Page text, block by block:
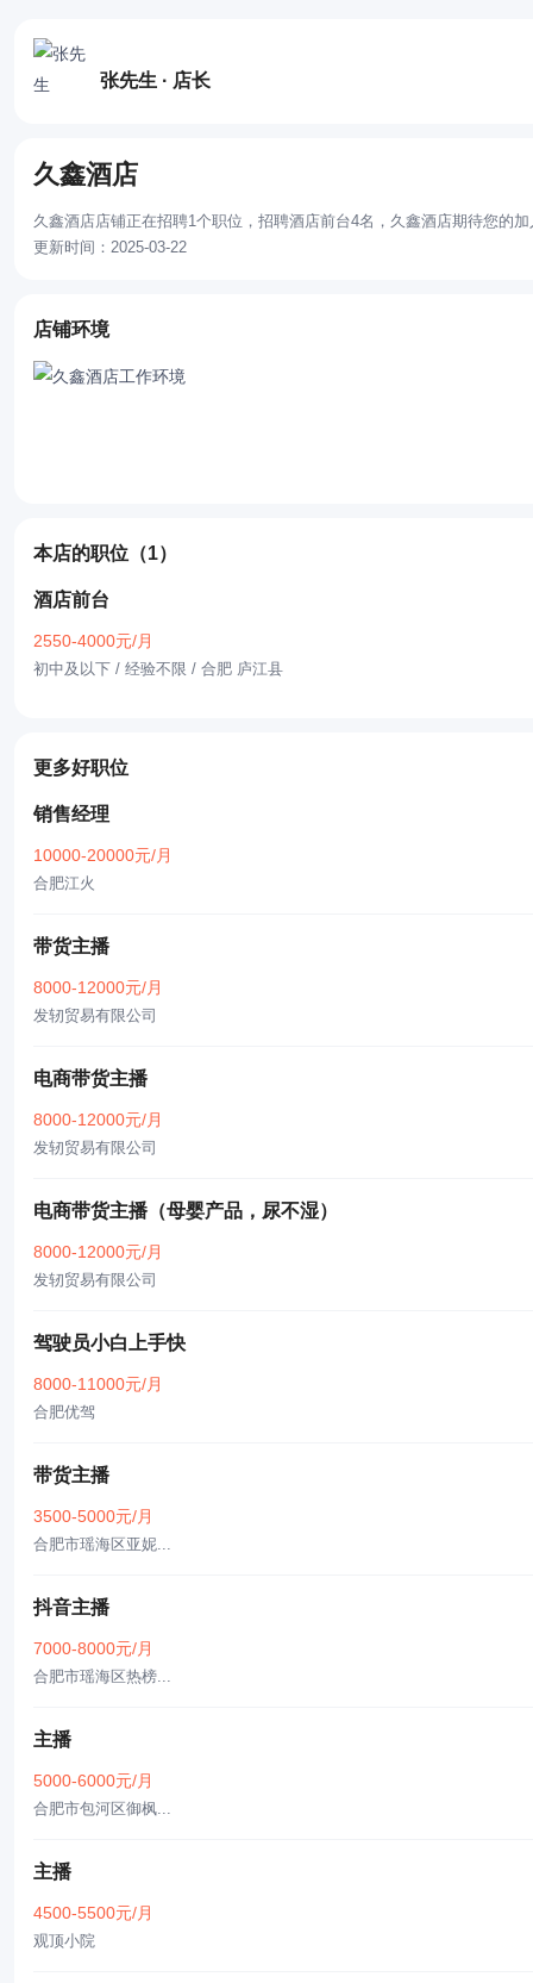
张先生 · 店长
久鑫酒店
久鑫酒店店铺正在招聘1个职位，招聘酒店前台4名，久鑫酒店期待您的加
更新时间：2025-03-22
店铺环境
本店的职位 （1）
酒店前台
2550-4000元/月
初中及以下 / 经验不限 / 合肥 庐江县
更多好职位
销售经理
10000-20000元/月
合肥江火
带货主播
8000-12000元/月
发轫贸易有限公司
电商带货主播
8000-12000元/月
发轫贸易有限公司
电商带货主播（母婴产品，尿不湿）
8000-12000元/月
发轫贸易有限公司
驾驶员小白上手快
8000-11000元/月
合肥优驾
带货主播
3500-5000元/月
合肥市瑶海区亚妮...
抖音主播
7000-8000元/月
合肥市瑶海区热榜...
主播
5000-6000元/月
合肥市包河区御枫...
主播
4500-5500元/月
观顶小院